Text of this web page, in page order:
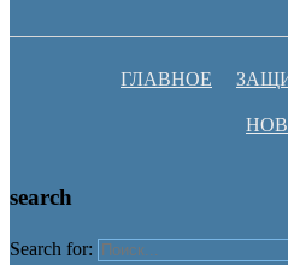
ГЛАВНОЕ
search
Search for: